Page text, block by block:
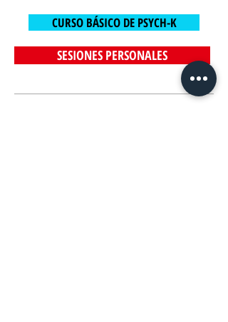
CURSO BÁSICO DE PSYCH-K
SESIONES PERSONALES